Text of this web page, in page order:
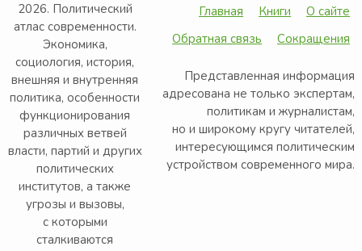
2026. Политический
атлас современности.
Экономика,
социология, история,
внешняя и внутренняя
политика, особенности
функционирования
различных ветвей
власти, партий и других
политических
институтов, а также
угрозы и вызовы,
с которыми
сталкиваются
Главная Книги
О сайте
Обратная связь
Сокращения
Представленная информация
адресована не только экспертам,
политикам и журналистам,
но и широкому кругу читателей,
интересующимся политическим
устройством современного мира.